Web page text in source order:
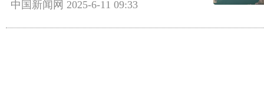
中国新闻网 2025-6-11 09:33